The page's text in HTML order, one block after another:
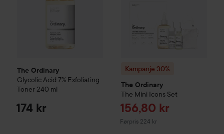
The Ordinary
Glycolic Acid 7% Exfoliating
Toner 240 ml
174 kr
Kampanje 30%
The Ordinary
The Mini Icons Set
Tilbudspris
156,80 kr
Førpris 224 kr
Ordinarie pris 224 kr